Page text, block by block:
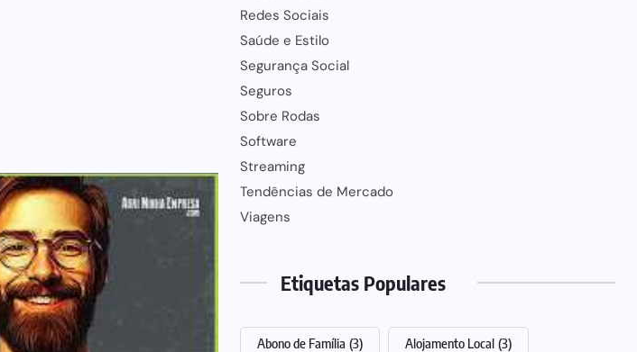
Redes Sociais
Saúde e Estilo
Segurança Social
Seguros
Sobre Rodas
Software
Streaming
Tendências de Mercado
Viagens
Etiquetas Populares
Abono de Família (3) Alojamento Local (3)